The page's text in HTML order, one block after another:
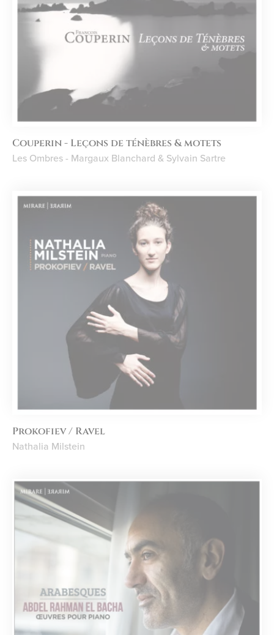
Couperin - Leçons de ténèbres & motets
Les Ombres - Margaux Blanchard & Sylvain Sartre
Prokofiev / Ravel
Nathalia Milstein